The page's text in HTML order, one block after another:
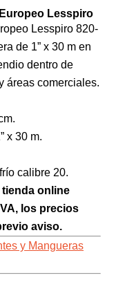
Lesspiro
Lesspiro 820-
de 1” x 30 m en
dentro de
áreas comerciales.
x 30 m.
calibre 20.
online
los precios
aviso.
y Mangueras